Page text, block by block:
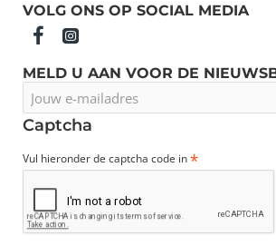
VOLG ONS OP SOCIAL MEDIA
MELD U AAN VOOR DE
e-
mailadres
Captcha
Vul hieronder de captcha code in